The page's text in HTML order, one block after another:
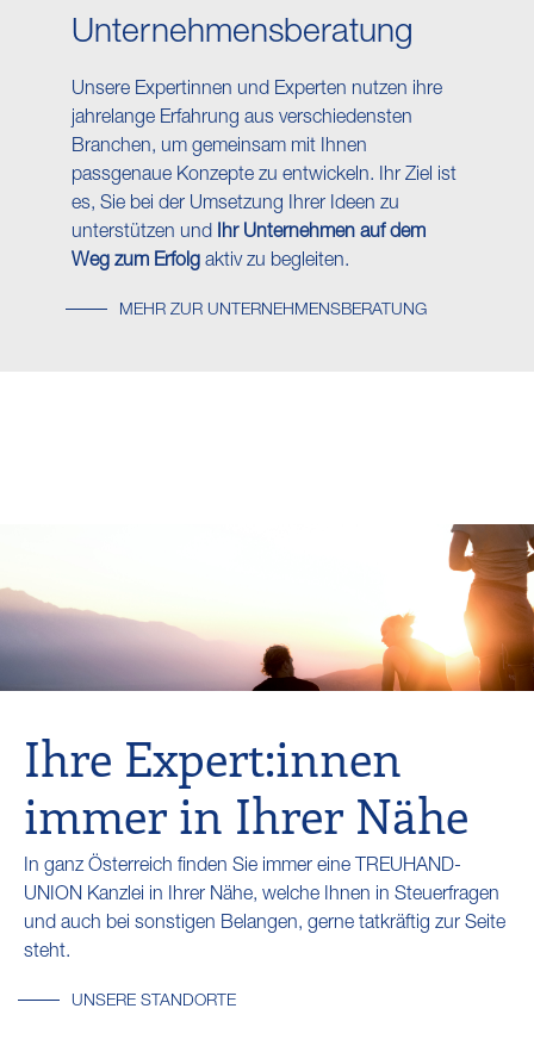
Unternehmens​beratung
Unsere Expertinnen und Experten nutzen ihre
jahrelange Erfahrung aus verschiedensten
Branchen, um gemeinsam mit Ihnen
passgenaue Konzepte zu entwickeln. Ihr Ziel ist
es, Sie bei der Umsetzung Ihrer Ideen zu
unterstützen und Ihr Unternehmen auf dem
Weg zum Erfolg aktiv zu begleiten.
MEHR ZUR UNTERNEHMENSBERATUNG
Ihre Expert:innen
immer in Ihrer Nähe
In ganz Österreich finden Sie immer eine TREUHAND-
UNION Kanzlei in Ihrer Nähe, welche Ihnen in Steuerfragen
und auch bei sonstigen Belangen, gerne tatkräftig zur Seite
steht.
UNSERE STANDORTE